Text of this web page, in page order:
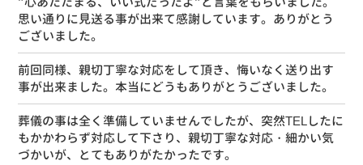
思い通りに見送る事が出来て感謝しています。ありがとう
ございました。
前回同様、親切丁寧な対応をして頂き、悔いなく送り出す
事が出来ました。本当にどうもありがとうございました。
葬儀の事は全く準備していませんでしたが、突然TELしたに
もかかわらず対応して下さり、親切丁寧な対応・細かい気
づかいが、とてもありがたかったです。